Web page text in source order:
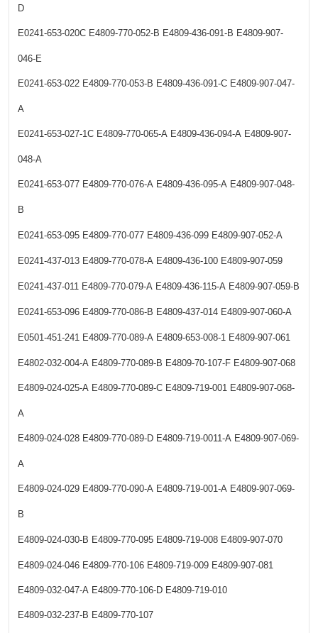
D
E0241-653-020C E4809-770-052-B E4809-436-091-B E4809-907-
046-E
E0241-653-022 E4809-770-053-B E4809-436-091-C E4809-907-047-
A
E0241-653-027-1C E4809-770-065-A E4809-436-094-A E4809-907-
048-A
E0241-653-077 E4809-770-076-A E4809-436-095-A E4809-907-048-
B
E0241-653-095 E4809-770-077 E4809-436-099 E4809-907-052-A
E0241-437-013 E4809-770-078-A E4809-436-100 E4809-907-059
E0241-437-011 E4809-770-079-A E4809-436-115-A E4809-907-059-B
E0241-653-096 E4809-770-086-B E4809-437-014 E4809-907-060-A
E0501-451-241 E4809-770-089-A E4809-653-008-1 E4809-907-061
E4802-032-004-A E4809-770-089-B E4809-70-107-F E4809-907-068
E4809-024-025-A E4809-770-089-C E4809-719-001 E4809-907-068-
A
E4809-024-028 E4809-770-089-D E4809-719-0011-A E4809-907-069-
A
E4809-024-029 E4809-770-090-A E4809-719-001-A E4809-907-069-
B
E4809-024-030-B E4809-770-095 E4809-719-008 E4809-907-070
E4809-024-046 E4809-770-106 E4809-719-009 E4809-907-081
E4809-032-047-A E4809-770-106-D E4809-719-010
E4809-032-237-B E4809-770-107